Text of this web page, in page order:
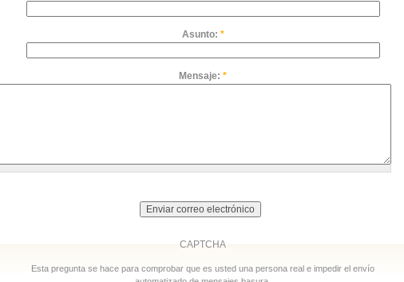
Asunto: *
Mensaje: *
CAPTCHA
Esta pregunta se hace para comprobar que es usted una persona real e impedir el envío